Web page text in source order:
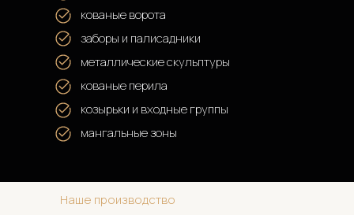
кованые ворота
заборы и палисадники
металлические скульптуры
кованые перила
козырьки и входные группы
мангальные зоны
Наше производство